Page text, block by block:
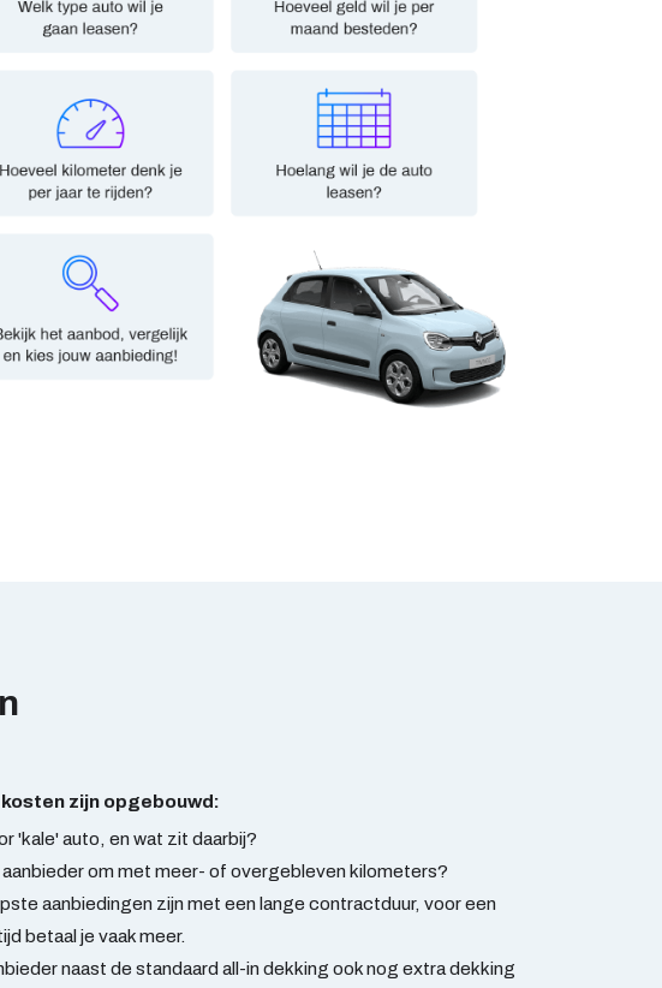
zijn opgebouwd:
'kale' auto, en wat zit daarbij?
om met meer- of overgebleven kilometers?
aanbiedingen zijn met een lange contractduur, voor een
betaal je vaak meer.
naast de standaard all-in dekking ook nog extra dekking